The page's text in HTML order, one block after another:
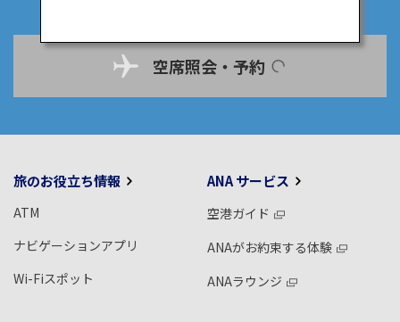
空席照会・予約
旅のお役立ち情報
ATM
ナビゲーションアプリ
Wi-Fiスポット
ANA サービス
空港ガイド
ANAがお約束する体験
ANAラウンジ